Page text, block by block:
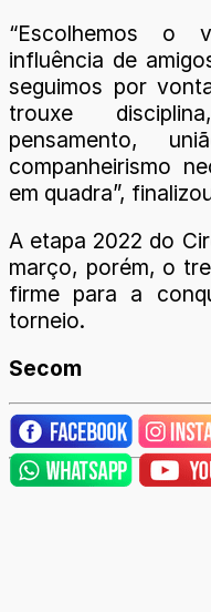
“Escolhemos o
influência de
seguimos por
trouxe
pensamento,
companheirismo
em quadra”,
A etapa 2022 do
março, porém, o
firme para a
torneio.
Secom